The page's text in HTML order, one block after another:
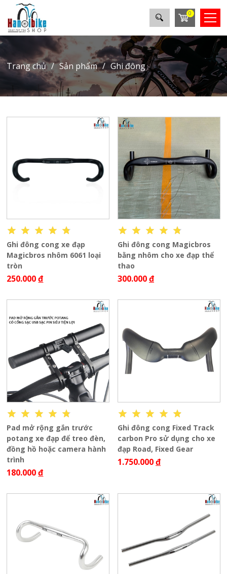
0
trang chủ sản phẩm ghi đông
Ghi đông cong xe đạp
Magicbros nhôm 6061 loại
tròn
250.000đ
Ghi đông cong Magicbros
bằng nhôm cho xe đạp thể
thao
300.000đ
Pad mở rộng gắn trước
potang xe đạp để treo đèn,
đồng hồ hoặc camera hành
trình
180.000đ
Ghi đông cong Fixed Track
carbon Pro sử dụng cho xe
đạp Road, Fixed Gear
1.750.000đ